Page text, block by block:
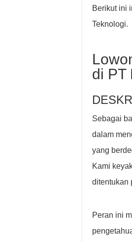
Berikut ini
Teknologi.
di PT
Sebagai
dalam
yang
Kami
ditentukan
Peran ini